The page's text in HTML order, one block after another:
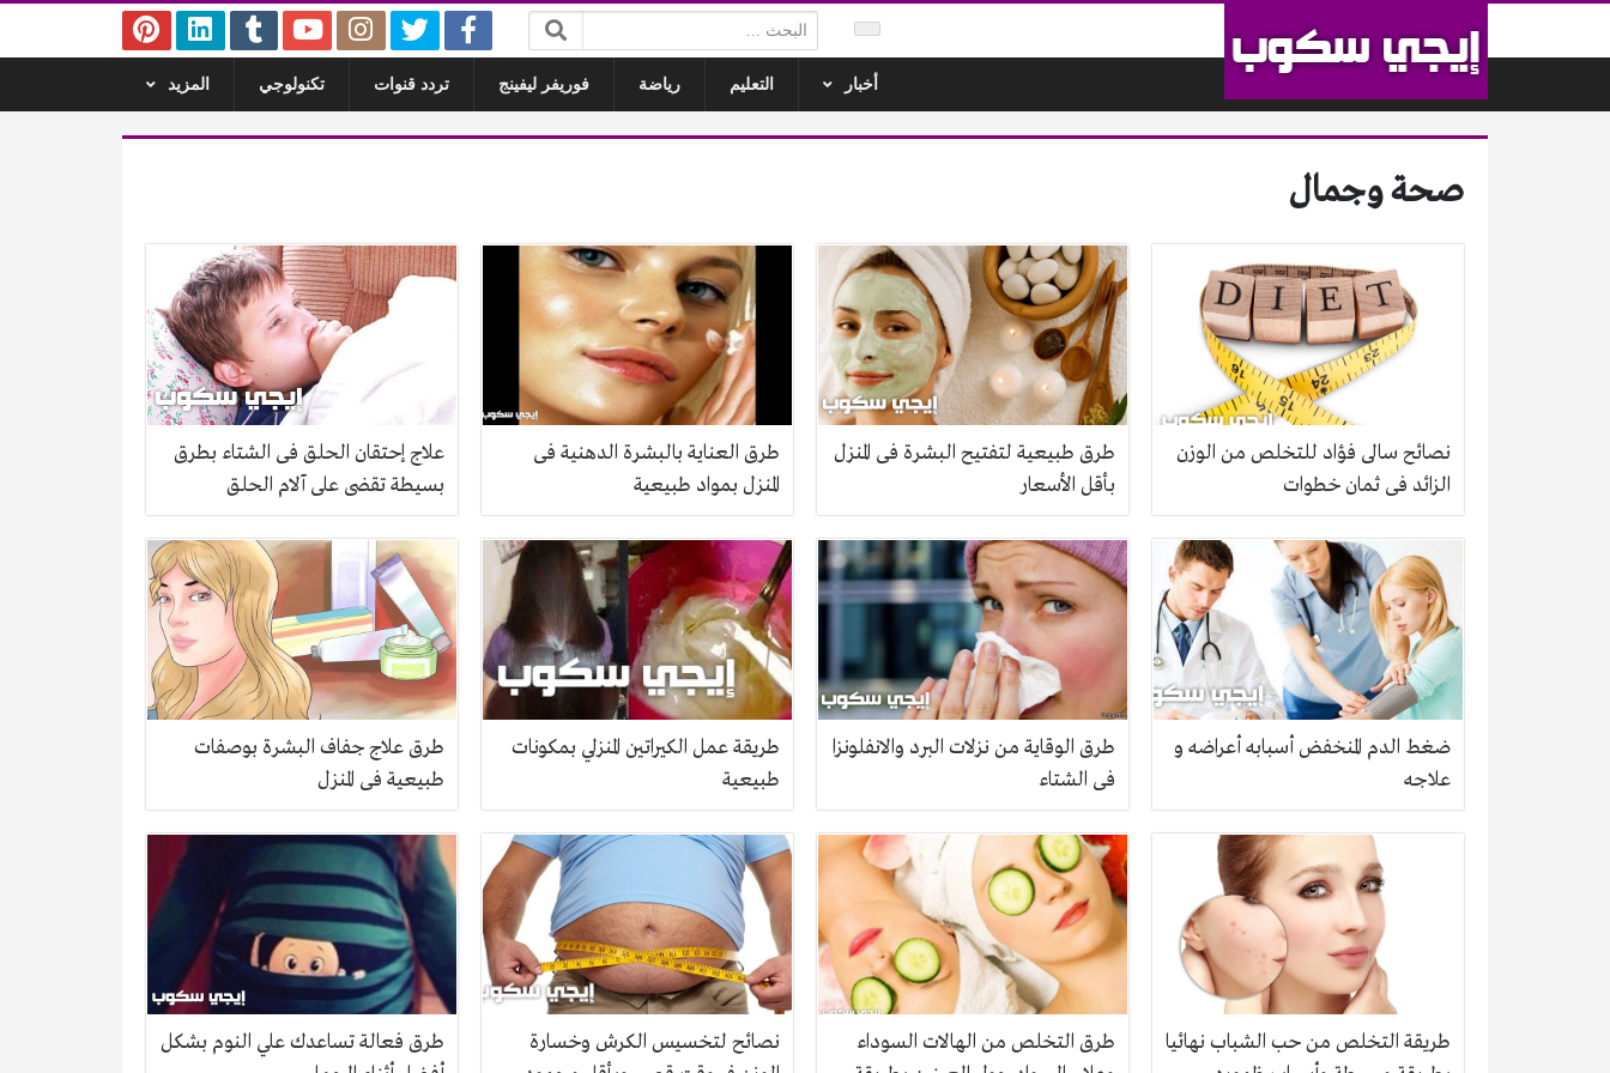
البحث:
أخبار التعليم رياضة فوريفر ليفينج تردد قنوات تكنولوجي المزيد
صحة وجمال
نصائح سالى فؤاد للتخلص من الوزن
الزائد فى ثمان خطوات
طرق طبيعية لتفتيح البشرة فى المنزل
بأقل الأسعار
طرق العناية بالبشرة الدهنية فى
المنزل بمواد طبيعية
علاج إحتقان الحلق فى الشتاء بطرق
بسيطة تقضى على آلام الحلق
ضغط الدم المنخفض أسبابه أعراضه و
علاجه
طرق الوقاية من نزلات البرد والانفلونزا
فى الشتاء
طريقة عمل الكيراتين المنزلي بمكونات
طبيعية
طرق علاج جفاف البشرة بوصفات
طبيعية فى المنزل
طريقة التخلص من حب الشباب نهائيا
طرق التخلص من الهالات السوداء
نصائح لتخسيس الكرش وخسارة
طرق فعالة تساعدك علي النوم بشكل